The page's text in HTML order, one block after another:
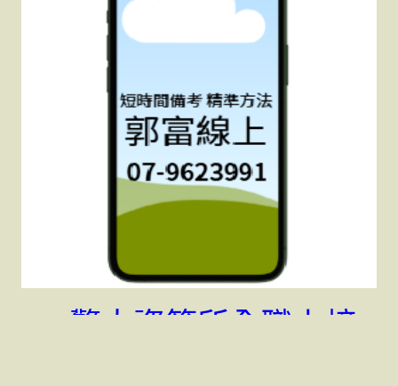
114警大資管所全職上榜